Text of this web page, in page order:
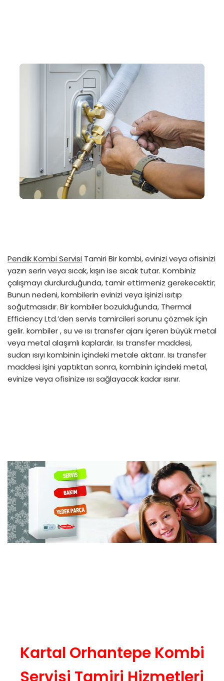
Pendik Kombi Servisi Tamiri Bir kombi, evinizi veya ofisinizi
yazın serin veya sıcak, kışın ise sıcak tutar. Kombiniz
çalışmayı durdurduğunda, tamir ettirmeniz gerekecektir;
Bunun nedeni, kombilerin evinizi veya işinizi ısıtıp
soğutmasıdır. Bir kombiler bozulduğunda, Thermal
Efficiency Ltd.’den servis tamircileri sorunu çözmek için
gelir. kombiler , su ve ısı transfer ajanı içeren büyük metal
veya metal alaşımlı kaplardır. Isı transfer maddesi,
sudan ısıyı kombinin içindeki metale aktarır. Isı transfer
maddesi işini yaptıktan sonra, kombinin içindeki metal,
evinize veya ofisinize ısı sağlayacak kadar ısınır.
Kartal Orhantepe Kombi
Servisi Tamiri Hizmetleri